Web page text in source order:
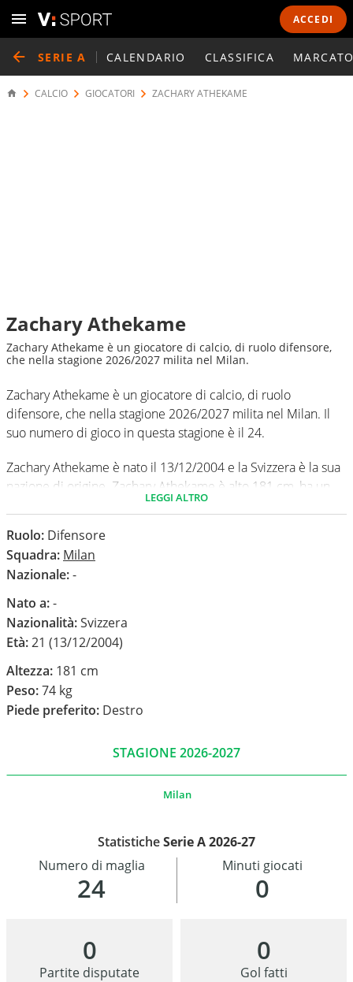
ACCEDI
SERIE A CALENDARIO CLASSIFICA
CALCIO GIOCATORI ZACHARY ATHEKAME
Zachary Athekame
Zachary Athekame è un giocatore di calcio, di ruolo difensore,
che nella stagione 2026/2027 milita nel Milan.
Zachary Athekame è un giocatore di calcio, di ruolo
difensore, che nella stagione 2026/2027 milita nel Milan. Il
suo numero di gioco in questa stagione è il 24.
Zachary Athekame è nato il 13/12/2004 e la Svizzera è la sua
nazione di origine. Zachary Athekame è alto 181 cm, ha un
peso medio di 74 kg. Il suo piede di calcio in via
In questa stagione ha disputato nel campionato Serie A 0
partite e non ha segnato nessun gol.
LEGGI ALTRO
Ruolo: Difensore
Squadra: Milan
Nazionale:-
Nato a:-
Nazionalità:Svizzera
Età:21 (13/12/2004)
Altezza: 181 cm
Peso:74 kg
Piede preferito: Destro
STAGIONE 2026-2027
Milan
StatisticheSerie A 2026-27
24
Numero di maglia
0
Minuti giocati
0
Partite disputate
0
Gol fatti